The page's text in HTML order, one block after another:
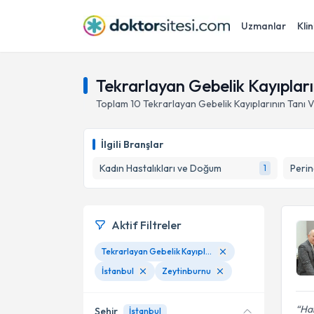
Uzmanlar
Tekrarlayan Gebelik
Toplam 10 Tekrarlayan Gebelik Kayıplarının Tanı
İlgili Branşlar
Kadın Hastalıkları ve Doğum
1
Aktif Filtreler
Tekrarlayan Gebelik Kayıplarının Tanı Ve Tedavisi
İstanbul
Zeytinburnu
Şehir İstanbul